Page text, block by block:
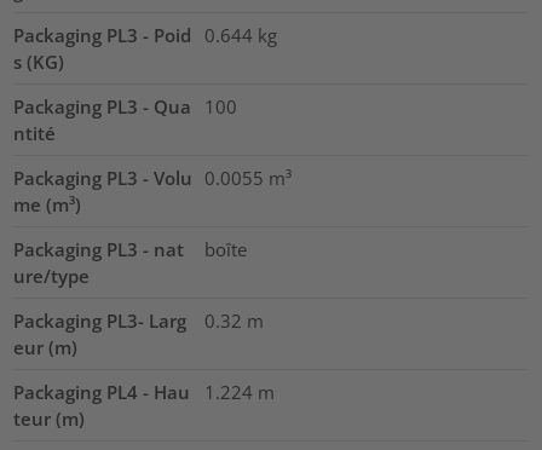
Packaging PL3 - Poid
s (KG)
0.644 kg
Packaging PL3 - Qua
ntité
100
Packaging PL3 - Volu
me (m³)
0.0055 m³
Packaging PL3 - nat
ure/type
boîte
Packaging PL3- Larg
eur (m)
0.32 m
Packaging PL4 - Hau
teur (m)
1.224 m